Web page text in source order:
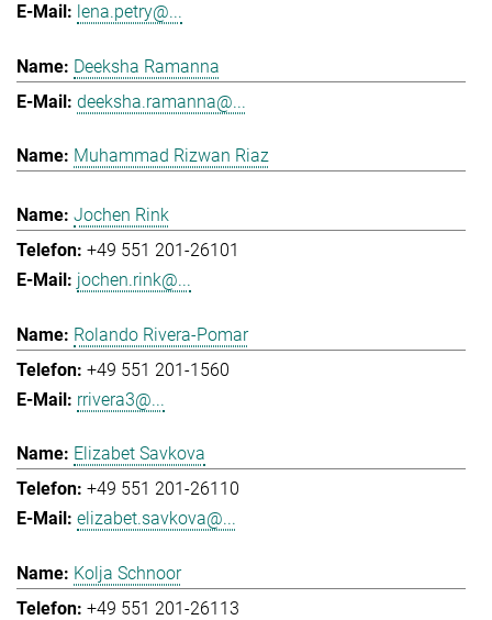
lena.petry@...
Deeksha Ramanna
deeksha.ramanna@...
Muhammad Rizwan Riaz
Jochen Rink
+49 551 201-26101
jochen.rink@...
Rolando Rivera-Pomar
+49 551 201-1560
rrivera3@...
Elizabet Savkova
+49 551 201-26110
elizabet.savkova@...
Kolja Schnoor
+49 551 201-26113